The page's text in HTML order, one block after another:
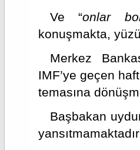
Ve “onlar
konuşmakta,
Merkez
IMF’ye geçen
temasına
Başbakan